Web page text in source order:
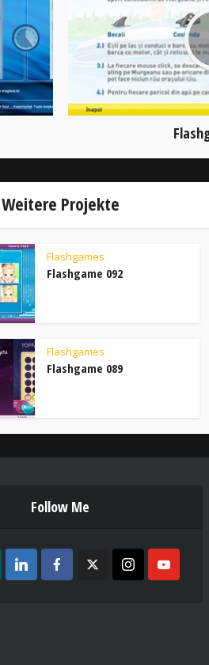
Weitere Projekte
Flashgames
Flashgame 092
Flashgames
Flashgame 089
Follow Me